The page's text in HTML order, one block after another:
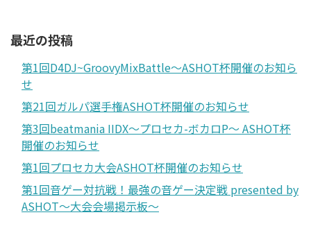
最近の投稿
第1回D4DJ~GroovyMixBattle～ASHOT杯開催のお知ら
せ
第21回ガルパ選手権ASHOT杯開催のお知らせ
第3回beatmania IIDX～プロセカ-ボカロP～ ASHOT杯
開催のお知らせ
第1回プロセカ大会ASHOT杯開催のお知らせ
第1回音ゲー対抗戦！最強の音ゲー決定戦 presented by
ASHOT～大会会場掲示板～